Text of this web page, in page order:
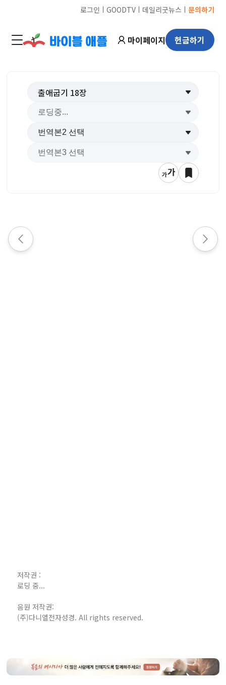
로그인 ㅣ GOODTVㅣ 데일리굿뉴스 ㅣ 문의하기
마이페이지 헌금하기
출애굽기 18장
저작권 :
로딩 중...
음원 저작권:
(주)다니엘전자성경. All rights reserved.